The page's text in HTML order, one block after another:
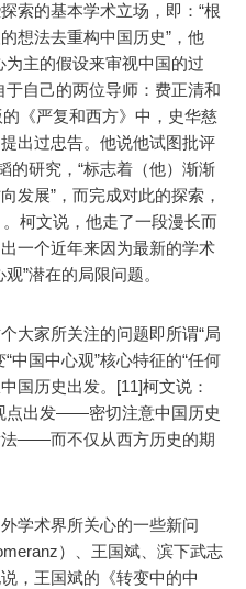
索的基本学术立场，即：“根
想法去重构中国历史”，他
为主的假设来审视中国的过
自己的两位导师：费正清和
《严复和西方》中，史华慈
出过忠告。他说他试图批评
研究，“标志着（他）渐渐
发展”，而完成对此的探索，
柯文说，他走了一段漫长而
一个近年来因为最新的学术
”潜在的局限问题。
大家所关注的问题即所谓“局
中国中心观”核心特征的“任何
国历史出发。[11]柯文说：
点出发——密切注意中国历史
法——而不仅从西方历史的期
学术界所关心的一些新问
）、王国斌、滨下武志
，王国斌的《转变中的中